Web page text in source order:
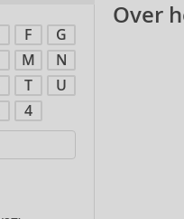
Over
F
G
M
N
T
U
4